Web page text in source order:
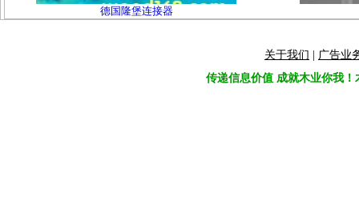
德国隆堡连接器
关于我们
广告业
传递信息价值 成就木业你我